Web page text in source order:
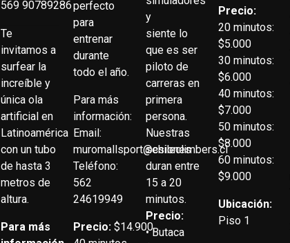
56990789286
Te
invitamos a
surfear la
increíble y
única ola
artificial en
Latinoamérica
con un tubo
de hasta 3
metros de
altura.
Para más
perfecto
para
entrenar
durante
todo el año.
Para más
información:
Email:
muromallsport@chileclimbers.cl
Teléfono:
562
24619949
Precio: $14.900.
y
siente lo
que es ser
piloto de
carreras en
primera
persona.
Nuestras
sesiones
duran entre
15 a 20
minutos.
Precio:
• Butaca
Precio:
20 minutos:
$5.000
30 minutos:
$6.000
40 minutos:
$7.000
50 minutos:
$8.000
60 minutos:
$9.000
Ubicación:
Piso 1